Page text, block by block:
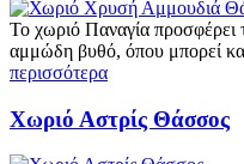
Το χωριό Παναγία προσφέρει
αμμώδη βυθό, όπου μπορεί
περισσότερα
Χωριό Αστρίς Θάσσος